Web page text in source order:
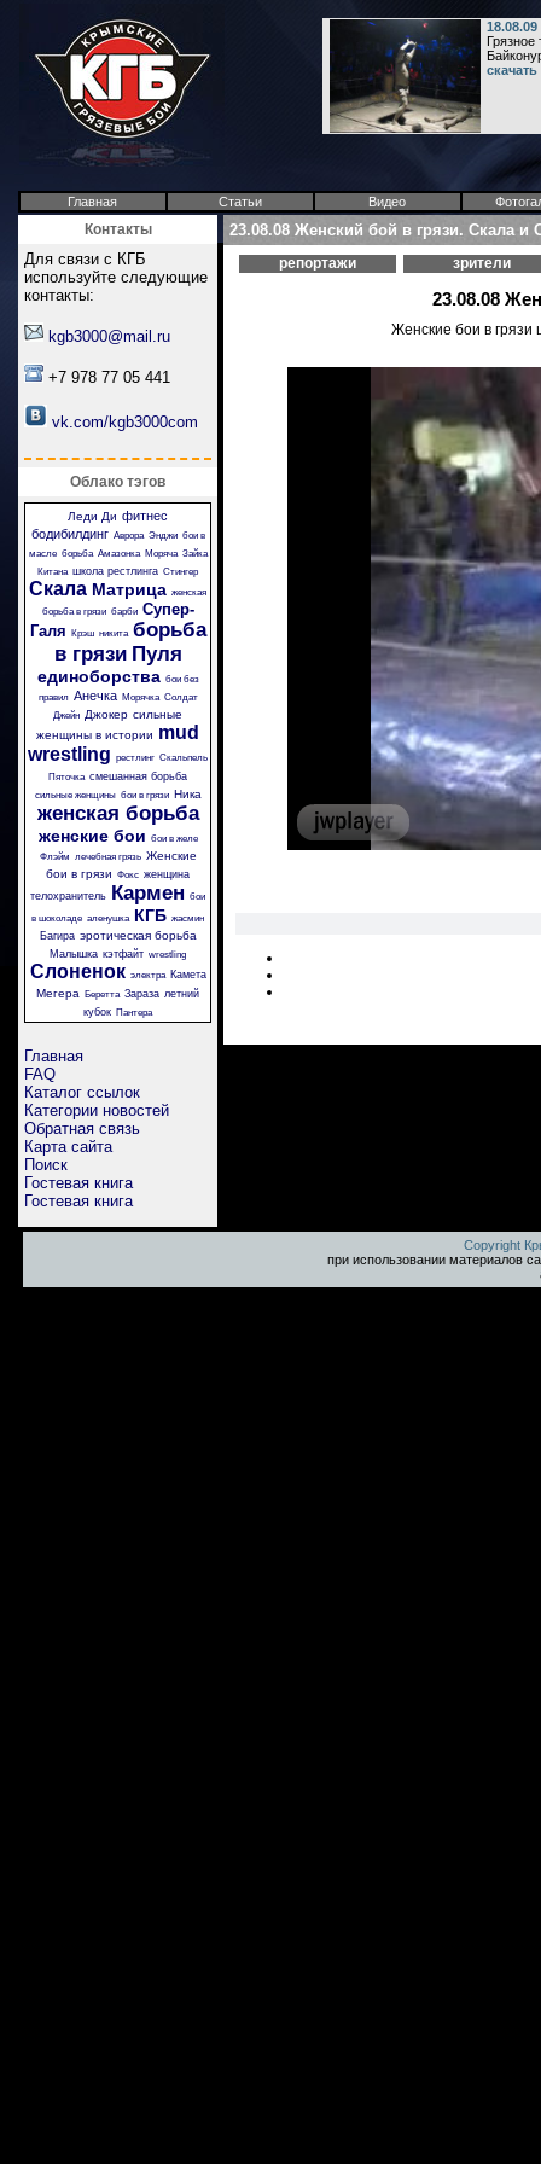
Грязное
Главная Статьи Видео
Контакты
Для связи с КГБ
используйте следующие
контакты:
kgb3000@mail.ru
+7 978 77 05 441
vk.com/kgb3000com
Облако тэгов
Леди Ди фитнес
бодибилдинг Аврора Энджи бои в
масле борьба Амазонка Моряча Зайка
Китана школа рестлинга Стингер
Скала Матрица женская
борьба в грязи барби Супер-
Галя
Крэш никита борьба
в грязи Пуля
единоборства бои без
правил Анечка Морячка Солдат
Джейн Джокер сильные
женщины в истории mud
wrestling рестлинг Скальпель
Пяточка смешанная борьба
сильные женщины бои в грязи Ника
женская борьба
женские бои бои в желе
Флэйм лечебная грязь Женские
бои в грязи Фокс женщина
телохранитель Кармен бои
в шоколаде аленушка КГБ жасмин
Багира эротическая борьба
Малышка кэтфайт wrestling
Слоненок электра Камета
Мегера Беретта Зараза летний
кубок Пантера
Главная
FAQ
Каталог ссылок
Категории новостей
Обратная связь
Карта сайта
Поиск
Гостевая книга
Гостевая книга
23.08.08 Женский бой в грязи. Скала и
репортажи зрители
23.08.08
Женские бои в
Copyright
при использовании материалов